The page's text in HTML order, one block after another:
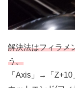
解決法はフィラメ
う。
「Axis」→「Z+10